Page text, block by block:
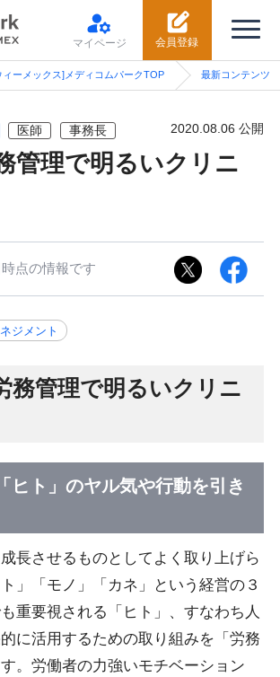
会員登録
マイページ
ィーメックス]メディコムパークTOP 最新コンテンツ
医師 事務長 2020.08.06 公開
管理で明るいクリニ
点の情報です
ジメント
務管理で明るいクリニ
ヒト」のヤル気や行動を引き
長させるものとしてよく取り上げら
」「モノ」「カネ」という経営の３
重要視される「ヒト」、すなわち人
に活用するための取り組みを「労務
。労働者の力強いモチベーション